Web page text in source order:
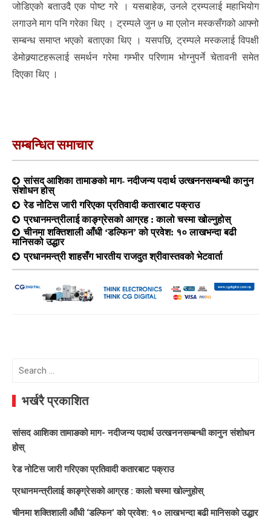
जोडिएको बताउदै एक पोष्ट गरे । यसबाहेक, उनले ट्रम्पलाई महाभियोग
लगाउने माग पनि गरेका थिए । ट्रम्पले जुन ७ मा एलोन मस्कसँगको आफ्नो
सम्बन्ध समाप्त भएको बताएका थिए । यसपछि, ट्रम्पले मस्कलाई विपक्षी
डेमोक्र्याटहरूलाई समर्थन गरेमा गम्भीर परिणाम भोग्नुपर्ने चेतावनी समेत
दिएका थिए ।
सम्बन्धित समाचार
सांसद आशिका तामाङको माग- नदीजन्य पदार्थ उत्खननसम्बन्धी कानुन
संशोधन होस्
रेड नोटिस जारी गरिएका प्रतिवादी कतारबाट पक्राउ
प्रधानमन्त्रीलाई काङ्ग्रेसको आग्रह : कालो चस्मा खोल्नुहोस्
चीनमा शक्तिशाली आँधी ‘डल्फिन’ को प्रवेश: १० लाखभन्दा बढी
मानिसको उद्धार
प्रधानमन्त्री शाहसँग भारतीय राजदुत श्रीवास्तवको भेटवार्ता
Search
भर्खरै प्रकाशित
सांसद आशिका तामाङको माग- नदीजन्य पदार्थ उत्खननसम्बन्धी कानुन संशोधन
होस्
रेड नोटिस जारी गरिएका प्रतिवादी कतारबाट पक्राउ
प्रधानमन्त्रीलाई काङ्ग्रेसको आग्रह : कालो चस्मा खोल्नुहोस्
चीनमा शक्तिशाली आँधी ‘डल्फिन’ को प्रवेश: १० लाखभन्दा बढी मानिसको उद्धार